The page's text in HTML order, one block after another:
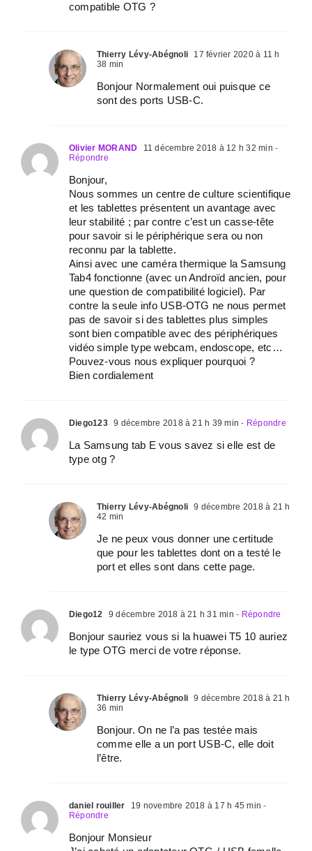
compatible OTG ?
Thierry Lévy-Abégnoli
17 février 2020 à 11 h
38 min
Bonjour Normalement oui puisque ce
sont des ports USB-C.
Olivier MORAND 11 décembre 2018 à 12 h 32 min -
Répondre
Bonjour,
Nous sommes un centre de culture scientifique
et les tablettes présentent un avantage avec
leur stabilité ; par contre c’est un casse-tête
pour savoir si le périphérique sera ou non
reconnu par la tablette.
Ainsi avec une caméra thermique la Samsung
Tab4 fonctionne (avec un Androïd ancien, pour
une question de compatibilité logiciel). Par
contre la seule info USB-OTG ne nous permet
pas de savoir si des tablettes plus simples
sont bien compatible avec des périphériques
vidéo simple type webcam, endoscope, etc…
Pouvez-vous nous expliquer pourquoi ?
Bien cordialement
Diego123 9 décembre 2018 à 21 h 39 min - Répondre
La Samsung tab E vous savez si elle est de
type otg ?
Thierry Lévy-Abégnoli 9 décembre 2018 à 21 h
42 min
Je ne peux vous donner une certitude
que pour les tablettes dont on a testé le
port et elles sont dans cette page.
Diego12 9 décembre 2018 à 21 h 31 min - Répondre
Bonjour sauriez vous si la huawei T5 10 auriez
le type OTG merci de votre réponse.
Thierry Lévy-Abégnoli 9 décembre 2018 à 21 h
36 min
Bonjour. On ne l’a pas testée mais
comme elle a un port USB-C, elle doit
l’être.
daniel rouiller 19 novembre 2018 à 17 h 45 min -
Répondre
Bonjour Monsieur